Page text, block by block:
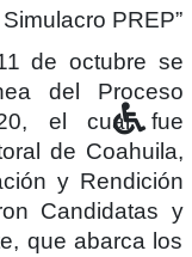
PREP”
de octubre se
del Proceso
el cual fue
de Coahuila,
y Rendición
Candidatas y
que abarca los